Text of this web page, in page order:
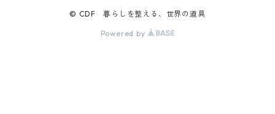
© CDF 暮らしを整える、世界の道具
Powered by